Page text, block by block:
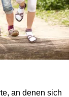
an denen sich